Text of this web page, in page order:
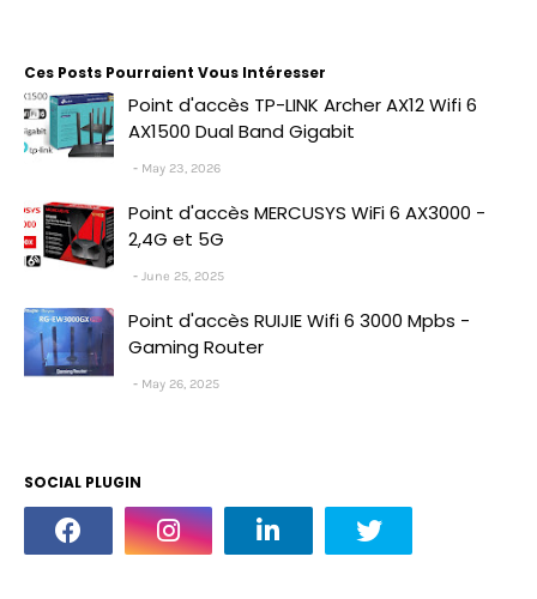
Ces Posts Pourraient Vous Intéresser
Point d'accès TP-LINK Archer AX12 Wifi 6
AX1500 Dual Band Gigabit
May 23, 2026
Point d'accès MERCUSYS WiFi 6 AX3000 -
2,4G et 5G
June 25, 2025
Point d'accès RUIJIE Wifi 6 3000 Mpbs -
Gaming Router
May 26, 2025
SOCIAL PLUGIN